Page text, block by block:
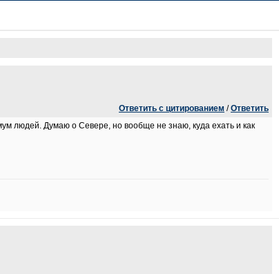
Ответить с цитированием /Ответить
людей. Думаю о Севере, но вообще не знаю, куда ехать и как